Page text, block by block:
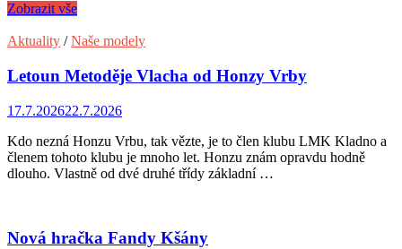
Zobrazit vše
Aktuality /Naše modely
Letoun Metoděje Vlacha od Honzy Vrby
17.7.202622.7.2026
Kdo nezná Honzu Vrbu, tak vězte, je to člen klubu LMK Kladno a
členem tohoto klubu je mnoho let. Honzu znám opravdu hodně
dlouho. Vlastně od dvé druhé třídy základní …
Nová hračka Fandy Kšány